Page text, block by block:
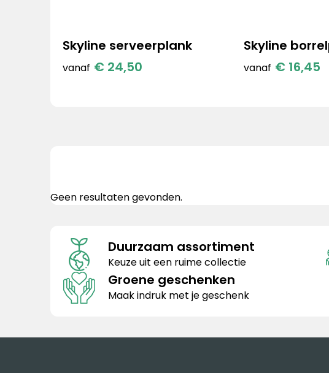
Skyline serveerplank
vanaf € 24,50
Skyline
vanaf € 16,45
Geen resultaten gevonden.
Duurzaam assortiment
Keuze uit een ruime collectie
Groene geschenken
Maak indruk met je geschenk